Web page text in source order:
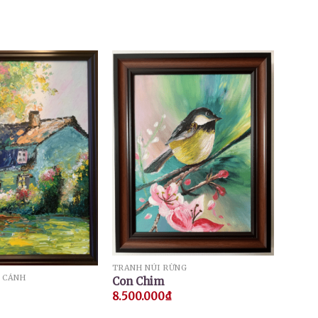
TRANH NÚI RỪNG
Con Chim
8.500.000₫